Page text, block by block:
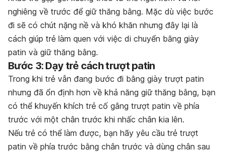
nghiêng về trước để giữ thăng bằng. Mặc dù việc bước
đi sẽ có chút nặng nề và khó khăn nhưng đây lại là
cách giúp trẻ làm quen với việc di chuyển bằng giày
patin và giữ thăng bằng.
Bước 3: Dạy trẻ cách trượt patin
Trong khi trẻ vẫn đang bước đi bằng giày trượt patin
nhưng đã ổn định hơn về khả năng giữ thăng bằng, bạn
có thể khuyến khích trẻ cố gắng trượt patin về phía
trước với một chân trước khi nhấc chân kia lên.
Nếu trẻ có thể làm được, bạn hãy yêu cầu trẻ trượt
patin về phía trước bằng chân trước và dùng chân sau